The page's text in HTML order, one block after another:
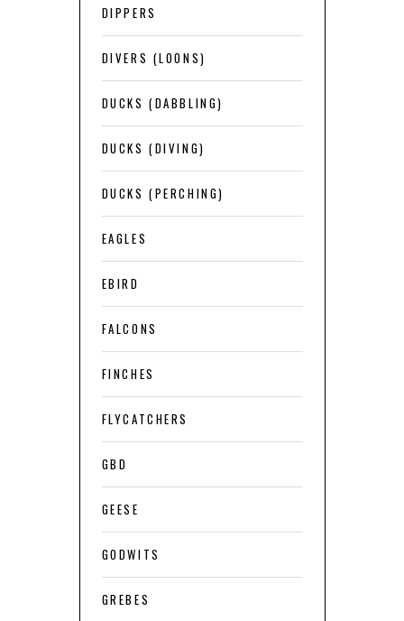
DIPPERS
DIVERS (LOONS)
DUCKS (DABBLING)
DUCKS (DIVING)
DUCKS (PERCHING)
EAGLES
EBIRD
FALCONS
FINCHES
FLYCATCHERS
GBD
GEESE
GODWITS
GREBES